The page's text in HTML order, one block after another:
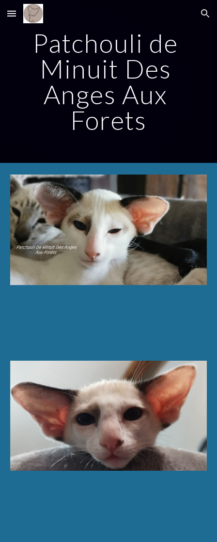
Skip to main content Skip to navigation
Patchouli de
Minuit Des
Anges Aux
Forets